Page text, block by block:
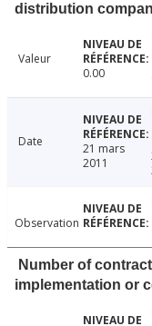
distribution
Valeur
0.00
Date
21 mars
2011
Observation
Number of
implementation or